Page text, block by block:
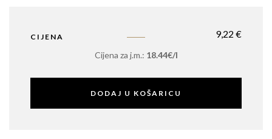
CIJENA 9,22 €
Cijena za j.m.: 18.44€/l
DODAJ U KOŠARICU